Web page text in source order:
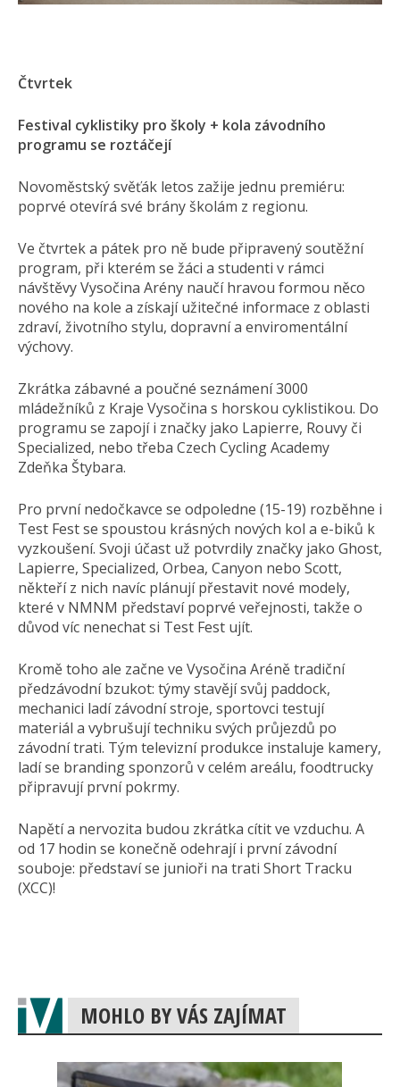
Čtvrtek
Festival cyklistiky pro školy + kola závodního
programu se roztáčejí
Novoměstský svěťák letos zažije jednu premiéru:
poprvé otevírá své brány školám z regionu.
Ve čtvrtek a pátek pro ně bude připravený soutěžní
program, při kterém se žáci a studenti v rámci
návštěvy Vysočina Arény naučí hravou formou něco
nového na kole a získají užitečné informace z oblasti
zdraví, životního stylu, dopravní a enviromentální
výchovy.
Zkrátka zábavné a poučné seznámení 3000
mládežníků z Kraje Vysočina s horskou cyklistikou. Do
programu se zapojí i značky jako Lapierre, Rouvy či
Specialized, nebo třeba Czech Cycling Academy
Zdeňka Štybara.
Pro první nedočkavce se odpoledne (15-19) rozběhne i
Test Fest se spoustou krásných nových kol a e-biků k
vyzkoušení. Svoji účast už potvrdily značky jako Ghost,
Lapierre, Specialized, Orbea, Canyon nebo Scott,
někteří z nich navíc plánují přestavit nové modely,
které v NMNM představí poprvé veřejnosti, takže o
důvod víc nenechat si Test Fest ujít.
Kromě toho ale začne ve Vysočina Aréně tradiční
předzávodní bzukot: týmy stavějí svůj paddock,
mechanici ladí závodní stroje, sportovci testují
materiál a vybrušují techniku svých průjezdů po
závodní trati. Tým televizní produkce instaluje kamery,
ladí se branding sponzorů v celém areálu, foodtrucky
připravují první pokrmy.
Napětí a nervozita budou zkrátka cítit ve vzduchu. A
od 17 hodin se konečně odehrají i první závodní
souboje: představí se junioři na trati Short Tracku
(XCC)!
MOHLO BY VÁS ZAJÍMAT